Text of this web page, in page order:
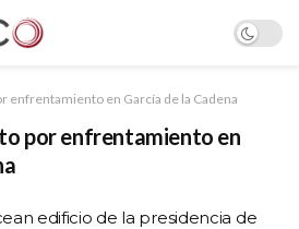
enfrentamiento en García de la Cadena
por enfrentamiento en
edificio de la presidencia de